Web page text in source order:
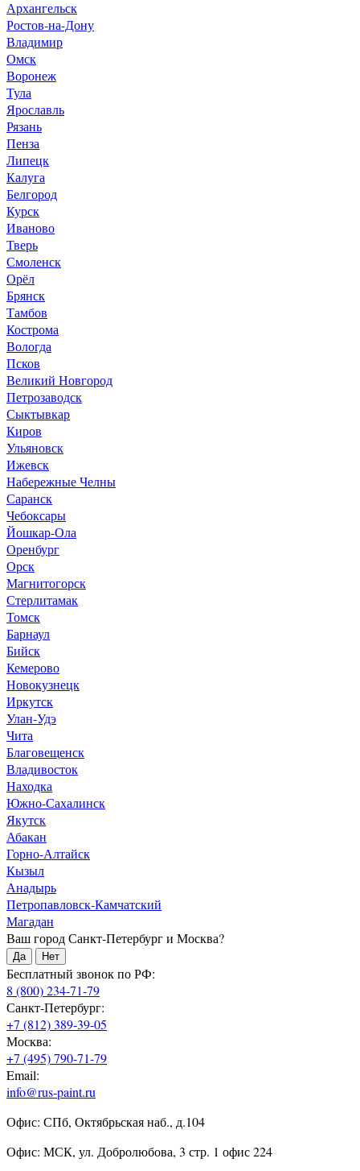
Архангельск
Ростов-на-Дону
Владимир
Омск
Воронеж
Тула
Ярославль
Рязань
Пенза
Липецк
Калуга
Белгород
Курск
Иваново
Тверь
Смоленск
Орёл
Брянск
Тамбов
Кострома
Вологда
Псков
Великий Новгород
Петрозаводск
Сыктывкар
Киров
Ульяновск
Ижевск
Набережные Челны
Саранск
Чебоксары
Йошкар-Ола
Оренбург
Орск
Магнитогорск
Стерлитамак
Томск
Барнаул
Бийск
Кемерово
Новокузнецк
Иркутск
Улан-Удэ
Чита
Благовещенск
Владивосток
Находка
Южно-Сахалинск
Якутск
Абакан
Горно-Алтайск
Кызыл
Анадырь
Петропавловск-Камчатский
Магадан
Ваш город Санкт-Петербург и Москва?
Да Нет
Бесплатный звонок по РФ:
8 (800) 234-71-79
Санкт-Петербург:
+7 (812) 389-39-05
Москва:
+7 (495) 790-71-79
Email:
info@rus-paint.ru
Офис: СПб, Октябрьская наб., д.104
Офис: МСК, ул. Добролюбова, 3 стр. 1 офис 224